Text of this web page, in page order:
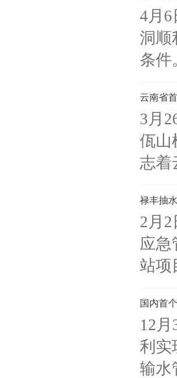
4月
洞顺
条件
云南省
3月
佤山
志着
禄丰抽
2月
应急
站项
国内首
12
利实
输水